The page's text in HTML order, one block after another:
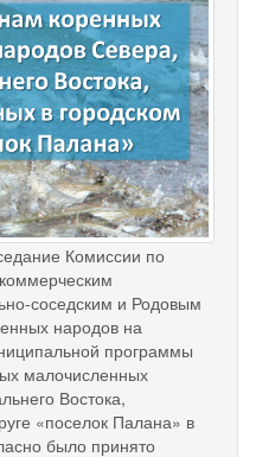
Комиссии по
соседским и Родовым
народов на
программы
малочисленных
Востока,
«поселок Палана» в
было принято